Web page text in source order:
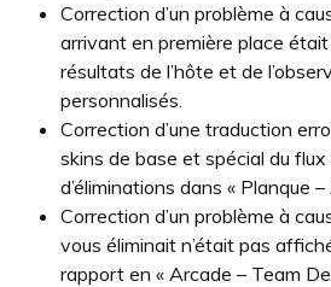
Correction d’un problème à
arrivant en première place était
résultats de l’hôte et de
personnalisés.
Correction d’une traduction
skins de base et spécial du
d’éliminations dans « Planque –
Correction d’un problème à
vous éliminait n’était pas
rapport en « Arcade – Team